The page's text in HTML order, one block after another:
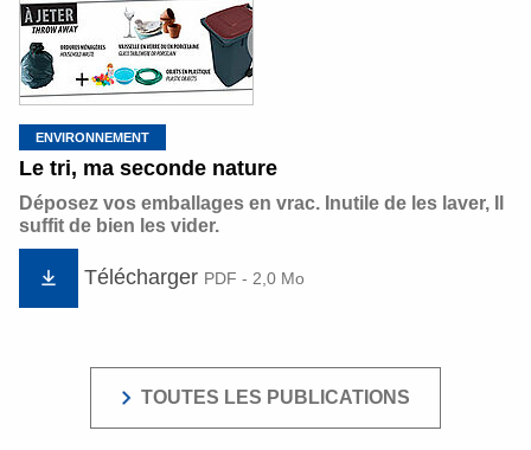
ENVIRONNEMENT
Le tri, ma seconde nature
Déposez vos emballages en vrac. Inutile de les laver, Il
suffit de bien les vider.
Télécharger PDF - 2,0 Mo
TOUTES LES PUBLICATIONS